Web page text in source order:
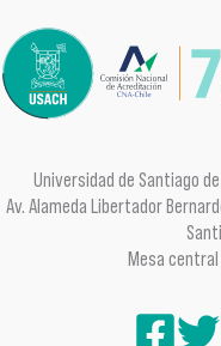
Universidad de Santiago
Av. Alameda Libertador
Mesa